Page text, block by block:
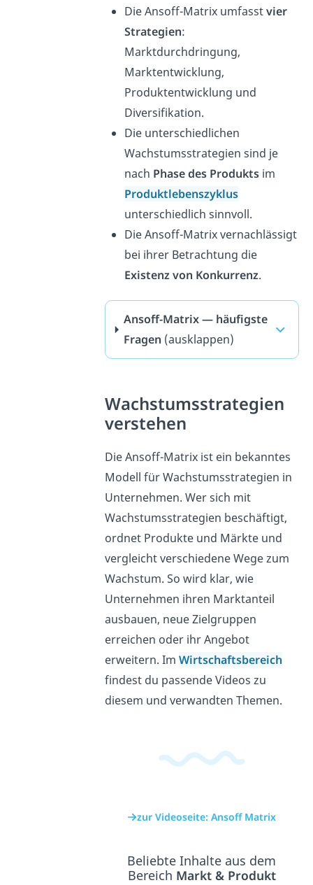
Die Ansoff-Matrix umfasstvier
Strategien:
Marktdurchdringung,
Marktentwicklung,
Produktentwicklung und
Diversifikation.
Die unterschiedlichen
Wachstumsstrategien sind je
nach Phase des Produktsim
Produktlebenszyklus
unterschiedlich sinnvoll.
Die Ansoff-Matrix vernachlässigt
bei ihrer Betrachtung die
Existenz von Konkurrenz.
Ansoff-Matrix — häufigste
Fragen (ausklappen)
Wachstumsstrategien
verstehen
Die Ansoff-Matrix ist ein bekanntes
Modell für Wachstumsstrategien in
Unternehmen. Wer sich mit
Wachstumsstrategien beschäftigt,
ordnet Produkte und Märkte und
vergleicht verschiedene Wege zum
Wachstum. So wird klar, wie
Unternehmen ihren Marktanteil
ausbauen, neue Zielgruppen
erreichen oder ihr Angebot
erweitern. Im Wirtschaftsbereich
findest du passende Videos zu
diesem und verwandten Themen.
zur Videoseite: Ansoff Matrix
Beliebte Inhalte aus dem
Bereich Markt & Produkt